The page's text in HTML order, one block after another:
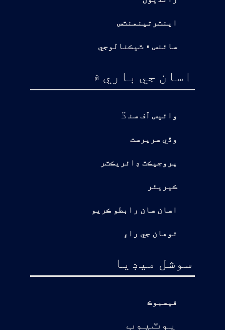
اينٽرتينمنٽس
سائنس ۽ ٽيڪنالوجي
اسان جي باري ۾
وائيس آف سن ڌ
وڏي سرپرست
پروجيڪٽ ڊائريڪٽر
ڪيريئر
اسان سان رابطو ڪريو
توهان جي راءِ
سوشل ميڊيا
فيسبوڪ
يوٽيوب